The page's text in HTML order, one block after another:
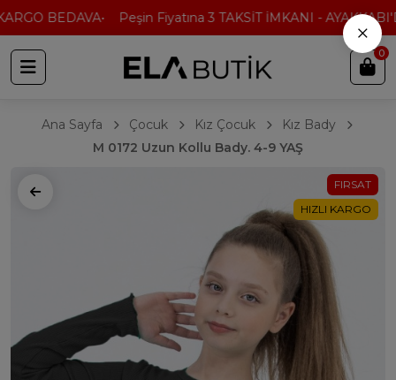
BEDAVA Peşin Fiyatına 3 TAKSİT İMKANI -
0
Ana Sayfa Çocuk Kız Çocuk
Kız Bady
M 0172 Uzun Kollu Bady. 4-9 YAŞ
FIRSAT
HIZLI KARGO
×